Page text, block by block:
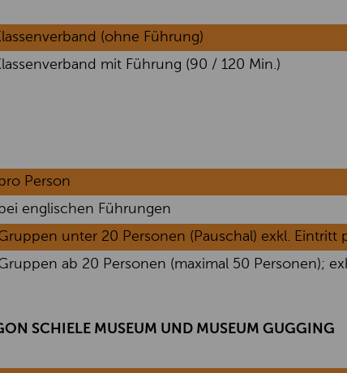
(ohne Führung)
mit Führung (90 / 120 Min.)
Person
englischen Führungen
unter 20 Personen (Pauschal) exkl. Eintritt
ab 20 Personen (maximal 50 Personen);
SCHIELE MUSEUM UND MUSEUM GUGGING